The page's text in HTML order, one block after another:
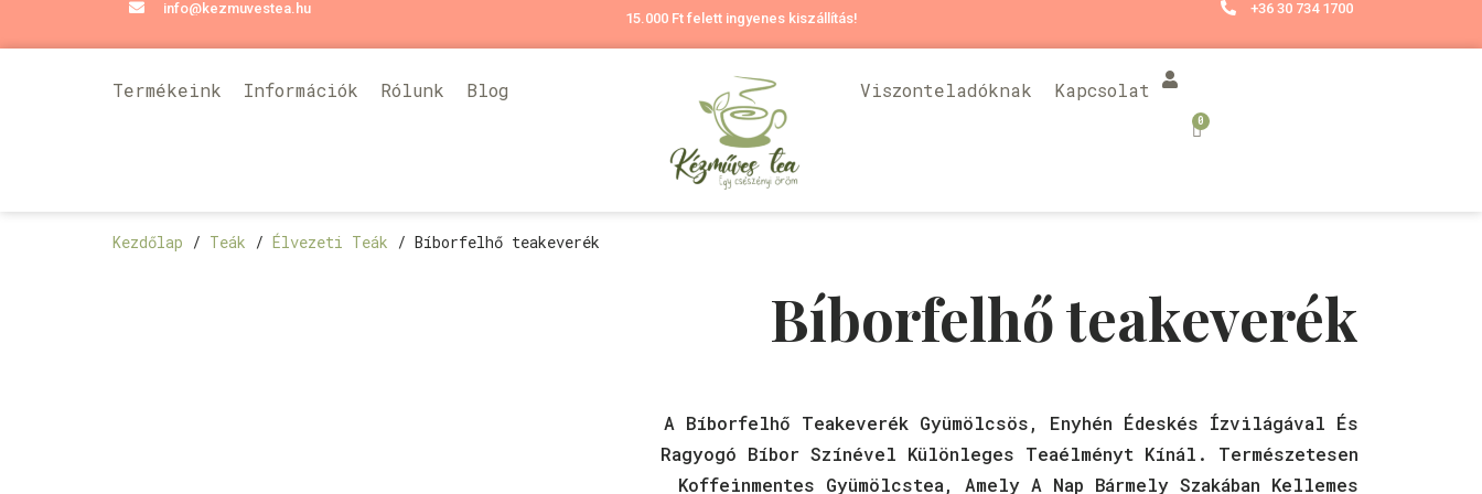
info@kezmuvestea.hu
15.000 Ft felett ingyenes kiszállítás!
+36 30 734 1700
Termékeink Információk Rólunk Blog Viszonteladóknak Kapcsolat
0
Kezdőlap / Teák / Élvezeti Teák / Bíborfelhő teakeverék
Bíborfelhő teakeverék
A Bíborfelhő Teakeverék Gyümölcsös, Enyhén Édeskés Ízvilágával És
Ragyogó Bíbor Színével Különleges Teaélményt Kínál. Természetesen
Koffeinmentes Gyümölcstea, Amely A Nap Bármely Szakában Kellemes